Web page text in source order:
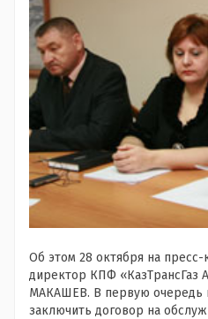
Об этом 28 октября на
директор КПФ «КазТрансГаз
МАКАШЕВ. В первую очередь
заключить договор на